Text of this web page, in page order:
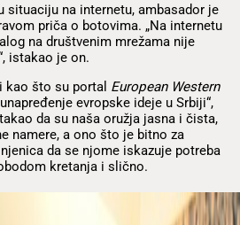
situaciju na internetu, ambasador je
priča o botovima. „Na internetu
na društvenim mrežama nije
istakao je on.
kao što su portal European Western
evropske ideje u Srbiji“,
da su naša oružja jasna i čista,
namere, a ono što je bitno za
da se njome iskazuje potreba
kretanja i slično.